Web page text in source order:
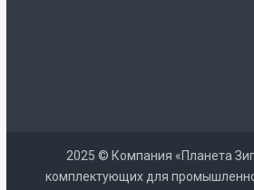
2025 © Компания «Планета
комплектующих для